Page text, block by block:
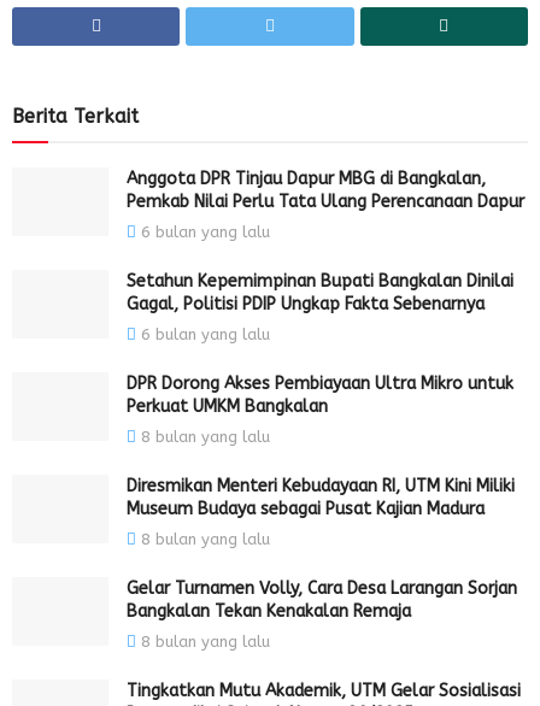
Berita Terkait
Anggota DPR Tinjau Dapur MBG di Bangkalan,
Pemkab Nilai Perlu Tata Ulang Perencanaan Dapur
6 bulan yang lalu
Setahun Kepemimpinan Bupati Bangkalan Dinilai
Gagal, Politisi PDIP Ungkap Fakta Sebenarnya
6 bulan yang lalu
DPR Dorong Akses Pembiayaan Ultra Mikro untuk
Perkuat UMKM Bangkalan
8 bulan yang lalu
Diresmikan Menteri Kebudayaan RI, UTM Kini Miliki
Museum Budaya sebagai Pusat Kajian Madura
8 bulan yang lalu
Gelar Turnamen Volly, Cara Desa Larangan Sorjan
Bangkalan Tekan Kenakalan Remaja
8 bulan yang lalu
Tingkatkan Mutu Akademik, UTM Gelar Sosialisasi